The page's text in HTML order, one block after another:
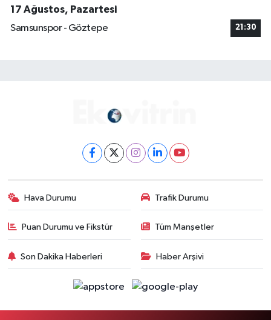
17 Ağustos, Pazartesi
Samsunspor - Göztepe
21:30
Hava Durumu Trafik Durumu
Puan Durumu ve Fikstür Tüm Manşetler
Son Dakika Haberleri Haber Arşivi